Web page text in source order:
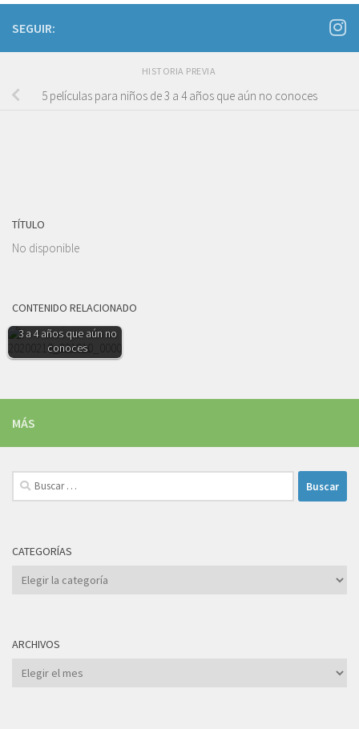
SEGUIR:
HISTORIA PREVIA
5 películas para niños de 3 a 4 años que aún no conoces
TÍTULO
No disponible
CONTENIDO RELACIONADO
3 a 4 años que aún no
conoces
MÁS
Buscar:
CATEGORÍAS
Categorías
ARCHIVOS
Archivos